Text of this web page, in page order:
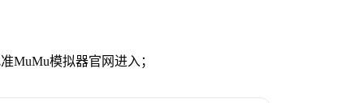
MuMu模拟器官网进入；